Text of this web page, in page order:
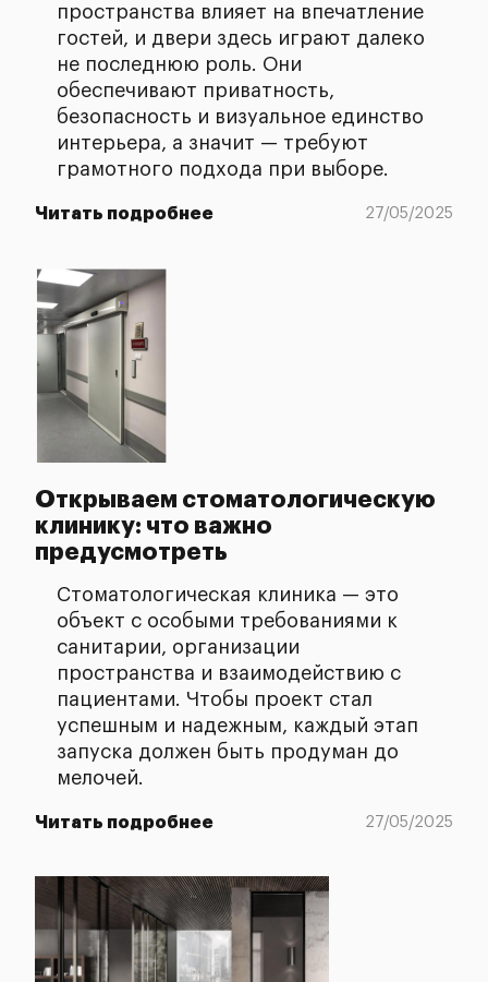
пространства влияет на впечатление
гостей, и двери здесь играют далеко
не последнюю роль. Они
обеспечивают приватность,
безопасность и визуальное единство
интерьера, а значит — требуют
грамотного подхода при выборе.
Читать подробнее 27/05/2025
Открываем стоматологическую
клинику: что важно
предусмотреть
Стоматологическая клиника — это
объект с особыми требованиями к
санитарии, организации
пространства и взаимодействию с
пациентами. Чтобы проект стал
успешным и надежным, каждый этап
запуска должен быть продуман до
мелочей.
Читать подробнее 27/05/2025